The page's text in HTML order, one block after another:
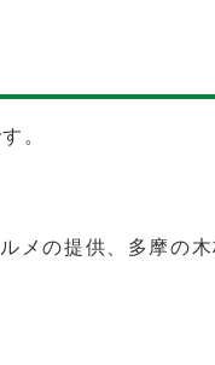
。
メの提供、多摩の木